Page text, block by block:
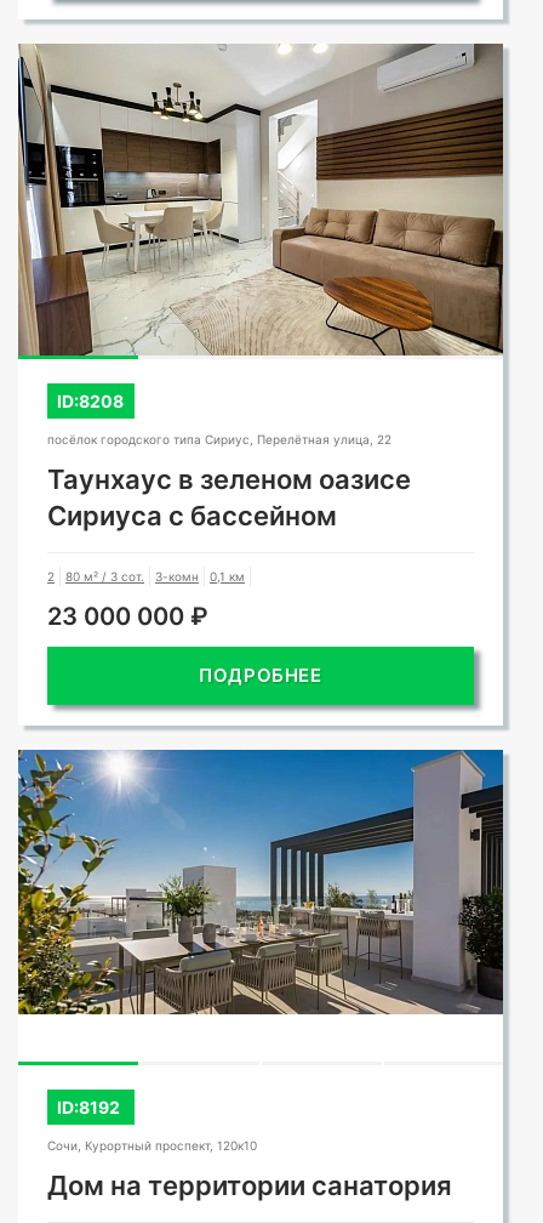
ID:8208
посёлок городского типа Сириус, Перелётная улица, 22
Таунхаус в зеленом оазисе
Сириуса с бассейном
2 80 м² / 3 сот. 3-комн 0,1 км
23 000 000 ₽
ПОДРОБНЕЕ
ID:8192
Сочи, Курортный проспект, 120к10
Дом на территории санатория